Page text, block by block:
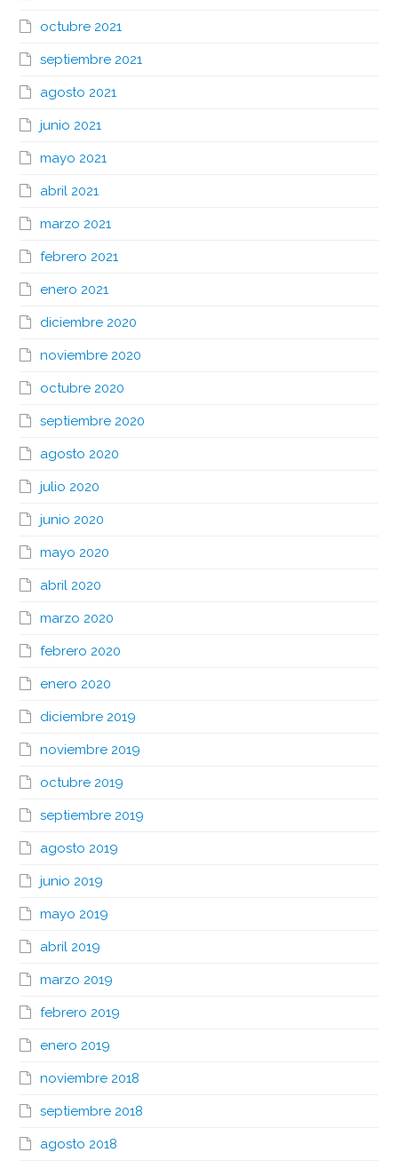
octubre 2021
septiembre 2021
agosto 2021
junio 2021
mayo 2021
abril 2021
marzo 2021
febrero 2021
enero 2021
diciembre 2020
noviembre 2020
octubre 2020
septiembre 2020
agosto 2020
julio 2020
junio 2020
mayo 2020
abril 2020
marzo 2020
febrero 2020
enero 2020
diciembre 2019
noviembre 2019
octubre 2019
septiembre 2019
agosto 2019
junio 2019
mayo 2019
abril 2019
marzo 2019
febrero 2019
enero 2019
noviembre 2018
septiembre 2018
agosto 2018